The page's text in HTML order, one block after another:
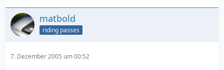
matbold
riding passes
7. Dezember 2005 um 00:52